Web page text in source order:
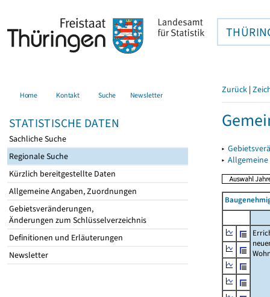
Home Kontakt Suche Newsletter
STATISTISCHE DATEN
Sachliche Suche
Regionale Suche
Kürzlich bereitgestellte Daten
Allgemeine Angaben, Zuordnungen
Gebietsveränderungen,
Änderungen zum Schlüsselverzeichnis
Definitionen und Erläuterungen
Newsletter
Zurück |
▸
▸